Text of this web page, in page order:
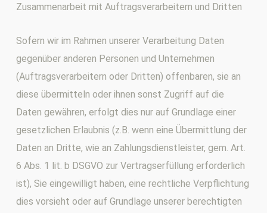
Zusammenarbeit mit Auftragsverarbeitern und Dritten
Sofern wir im Rahmen unserer Verarbeitung Daten
gegenüber anderen Personen und Unternehmen
(Auftragsverarbeitern oder Dritten) offenbaren, sie an
diese übermitteln oder ihnen sonst Zugriff auf die
Daten gewähren, erfolgt dies nur auf Grundlage einer
gesetzlichen Erlaubnis (z.B. wenn eine Übermittlung der
Daten an Dritte, wie an Zahlungsdienstleister, gem. Art.
6 Abs. 1 lit. b DSGVO zur Vertragserfüllung erforderlich
ist), Sie eingewilligt haben, eine rechtliche Verpflichtung
dies vorsieht oder auf Grundlage unserer berechtigten